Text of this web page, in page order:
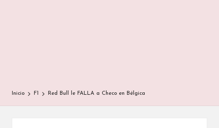
Inicio F1 Red Bull le FALLA a Checo en Bélgica